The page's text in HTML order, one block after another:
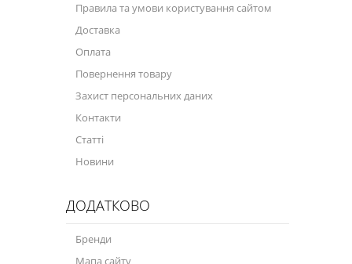
Правила та умови користування сайтом
Доставка
Оплата
Повернення товару
Захист персональних даних
Контакти
Статті
Новини
ДОДАТКОВО
Бренди
Мапа сайту